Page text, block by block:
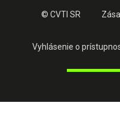
© CVTI SR
Vyhlásenie o